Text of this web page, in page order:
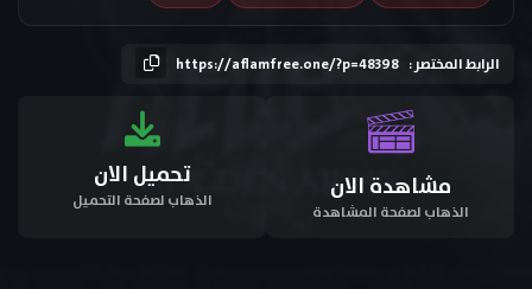
الرابط المختصر : https://aflamfree.one/?p=48398
مشاهدة الان
الذهاب لصفحة المشاهدة
تحميل الان
الذهاب لصفحة التحميل